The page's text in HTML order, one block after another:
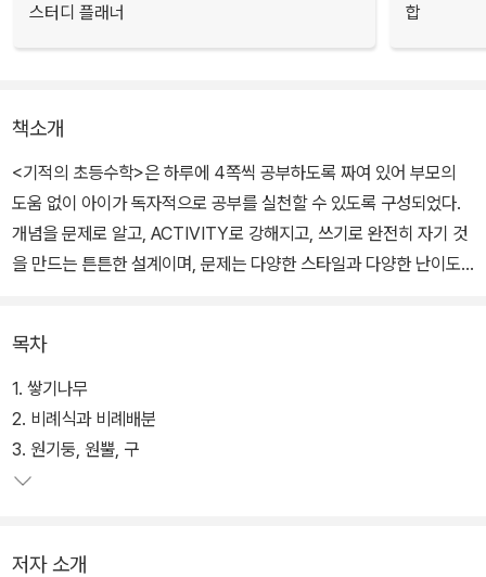
스터디 플래너
합
책소개
<기적의 초등수학>은 하루에 4쪽씩 공부하도록 짜여 있어 부모의
도움 없이 아이가 독자적으로 공부를 실천할 수 있도록 구성되었다.
개념을 문제로 알고, ACTIVITY로 강해지고, 쓰기로 완전히 자기 것
을 만드는 튼튼한 설계이며, 문제는 다양한 스타일과 다양한 난이도
목차
1. 쌓기나무
2. 비례식과 비례배분
3. 원기둥, 원뿔, 구
저자 소개